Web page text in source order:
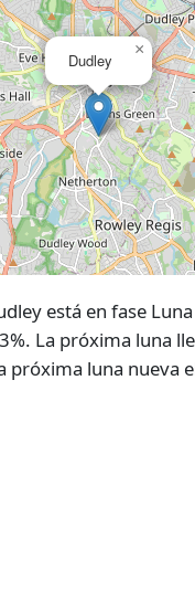
Dudley
×
está en fase
La próxima luna
próxima luna nueva